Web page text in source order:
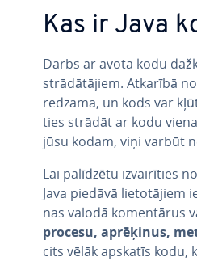
Kas ir Java
Darbs ar avota kodu
strā­dā­tā­jiem. Atkarībā
re­dza­ma, un kods var
ties strādāt ar kodu
jūsu kodam, viņi varbūt
Lai palīdzētu iz­vai­rī­ties
Java piedāvā lie­to­tā­jiem
nas valodā ko­men­tā­rus
procesu, aprēķinus,
cits vēlāk apskatīs